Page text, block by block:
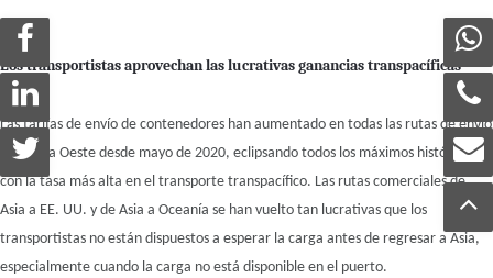
Los transportistas aprovechan las lucrativas ganancias transpacíficas
Las tarifas de envío de contenedores han aumentado en todas las rutas de envío
de Este a Oeste desde mayo de 2020, eclipsando todos los máximos históricos,
con la tasa más alta en el transporte transpacífico. Las rutas comerciales de
Asia a EE. UU. y de Asia a Oceanía se han vuelto tan lucrativas que los
transportistas no están dispuestos a esperar la carga antes de regresar a Asia,
especialmente cuando la carga no está disponible en el puerto.